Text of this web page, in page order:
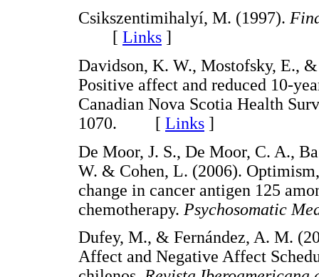
Csikszentimihalyí, M. (1997).
[ Links ]
Davidson, K. W., Mostofsky, E.,
Positive affect and reduced 10-
Canadian Nova Scotia Health
1070. [ Links ]
De Moor, J. S., De Moor, C. A.,
W. & Cohen, L. (2006).
change in cancer antigen 125
chemotherapy. Psychosomatic
Dufey, M., & Fernández, A. M.
Affect and Negative Affect